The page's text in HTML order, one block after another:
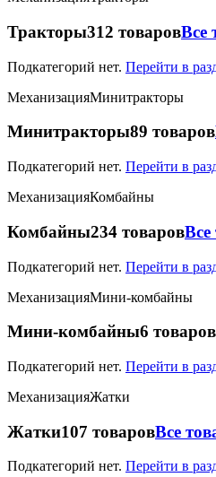
Тракторы312 товаровВсе
Подкатегорий нет. Перейти в
МеханизацияМинитракторы
Минитракторы89 товаров
Подкатегорий нет. Перейти в
МеханизацияКомбайны
Комбайны234 товаров
Подкатегорий нет. Перейти в
МеханизацияМини-комбайны
Мини-комбайны6 товаров
Подкатегорий нет. Перейти в
МеханизацияЖатки
Жатки107 товаровВсе
Подкатегорий нет. Перейти в